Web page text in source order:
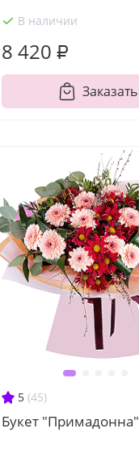
В наличии
8 420 ₽
Заказать
5 (45)
Букет "Примадонна"